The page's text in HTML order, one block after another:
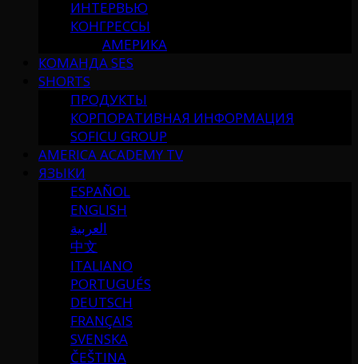
ИНТЕРВЬЮ
КОНГРЕССЫ
АМЕРИКА
КОМАНДА SES
SHORTS
ПРОДУКТЫ
КОРПОРАТИВНАЯ ИНФОРМАЦИЯ
SOFICU GROUP
AMERICA ACADEMY TV
ЯЗЫКИ
ESPAÑOL
ENGLISH
العربية
中文
ITALIANO
PORTUGUÉS
DEUTSCH
FRANÇAIS
SVENSKA
ČEŠTINA